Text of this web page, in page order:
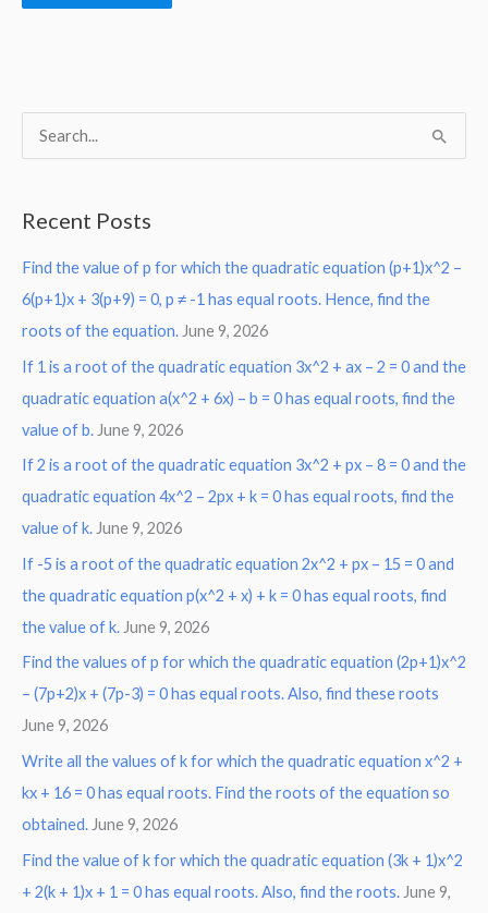
c
h
f
o
r
:
Recent Posts
Find the value of p for which the quadratic equation (p+1)x^2 –
6(p+1)x + 3(p+9) = 0, p ≠ -1 has equal roots. Hence, find the
roots of the equation. June 9, 2026
If 1 is a root of the quadratic equation 3x^2 + ax – 2 = 0 and the
quadratic equation a(x^2 + 6x) – b = 0 has equal roots, find the
value of b. June 9, 2026
If 2 is a root of the quadratic equation 3x^2 + px – 8 = 0 and the
quadratic equation 4x^2 – 2px + k = 0 has equal roots, find the
value of k. June 9, 2026
If -5 is a root of the quadratic equation 2x^2 + px – 15 = 0 and
the quadratic equation p(x^2 + x) + k = 0 has equal roots, find
the value of k. June 9, 2026
Find the values of p for which the quadratic equation (2p+1)x^2
– (7p+2)x + (7p-3) = 0 has equal roots. Also, find these roots
June 9, 2026
Write all the values of k for which the quadratic equation x^2 +
kx + 16 = 0 has equal roots. Find the roots of the equation so
obtained. June 9, 2026
Find the value of k for which the quadratic equation (3k + 1)x^2
+ 2(k + 1)x + 1 = 0 has equal roots. Also, find the roots. June 9,